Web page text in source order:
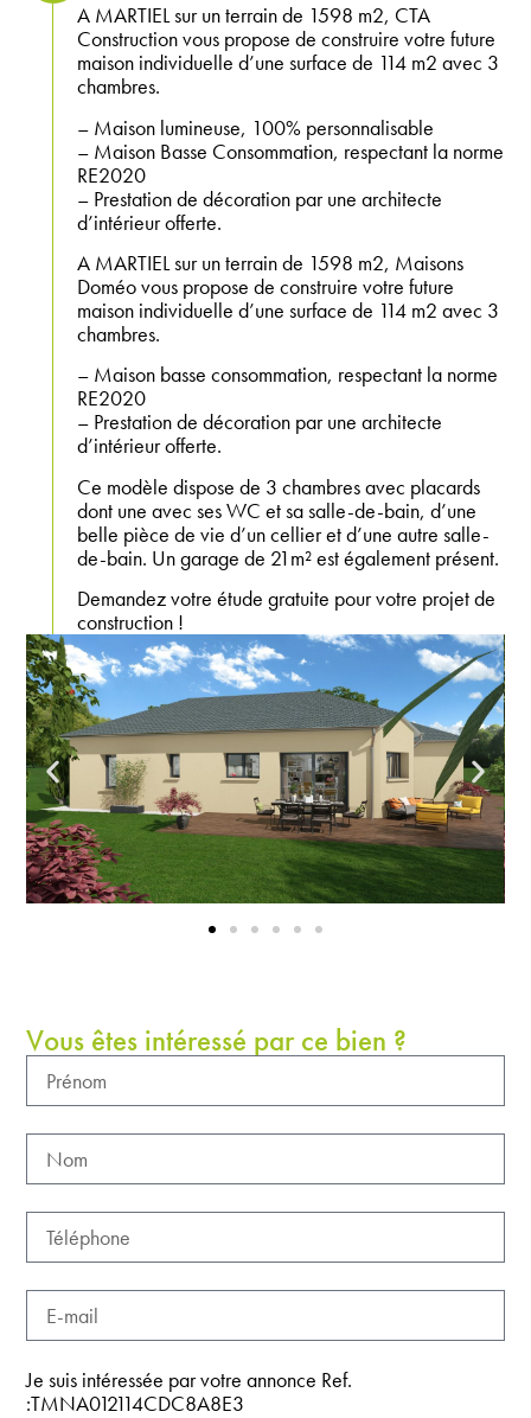
A MARTIEL sur un terrain de 1598 m2, CTA
Construction vous propose de construire votre future
maison individuelle d’une surface de 114 m2 avec 3
chambres.
– Maison lumineuse, 100% personnalisable
– Maison Basse Consommation, respectant la norme
RE2020
– Prestation de décoration par une architecte
d’intérieur offerte.
A MARTIEL sur un terrain de 1598 m2, Maisons
Doméo vous propose de construire votre future
maison individuelle d’une surface de 114 m2 avec 3
chambres.
– Maison basse consommation, respectant la norme
RE2020
– Prestation de décoration par une architecte
d’intérieur offerte.
Ce modèle dispose de 3 chambres avec placards
dont une avec ses WC et sa salle-de-bain, d’une
belle pièce de vie d’un cellier et d’une autre salle-
de-bain. Un garage de 21m² est également présent.
Demandez votre étude gratuite pour votre projet de
construction !
Vous êtes intéressé par ce bien ?
Je suis intéressée par votre annonce Ref.
:TMNA012114CDC8A8E3